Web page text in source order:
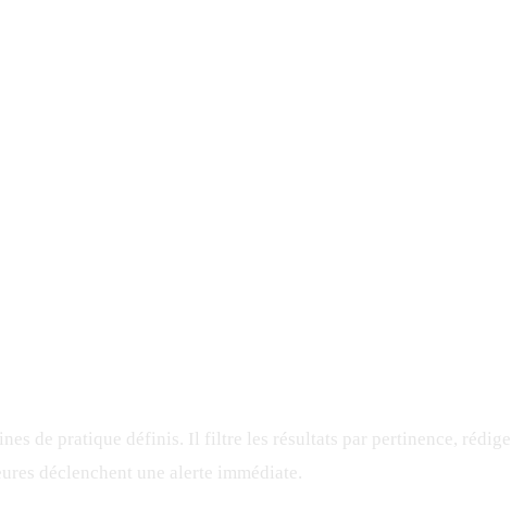
de pratique définis. Il filtre les résultats par pertinence, rédige
déclenchent une alerte immédiate.